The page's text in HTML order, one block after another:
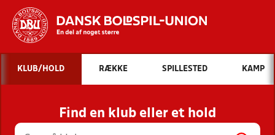
Hvad vil du søge efter?
INDHOLD OG NYHEDER
STILLINGER, RESULTATER, KLUBBER OG
HOLD
KLUB/HOLD RÆKKE SPILLESTED KAMP
Find en klub eller et hold